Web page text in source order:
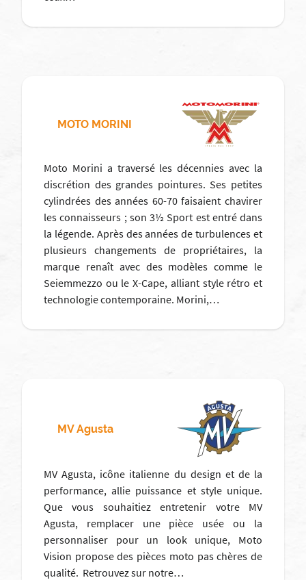
MOTO MORINI
Moto Morini a traversé les décennies avec la
discrétion des grandes pointures. Ses petites
cylindrées des années 60-70 faisaient chavirer
les connaisseurs ; son 3½ Sport est entré dans
la légende. Après des années de turbulences et
plusieurs changements de propriétaires, la
marque renaît avec des modèles comme le
Seiemmezzo ou le X-Cape, alliant style rétro et
technologie contemporaine. Morini,…
MV Agusta
MV Agusta, icône italienne du design et de la
performance, allie puissance et style unique.
Que vous souhaitiez entretenir votre MV
Agusta, remplacer une pièce usée ou la
personnaliser pour un look unique, Moto
Vision propose des pièces moto pas chères de
qualité. Retrouvez sur notre…